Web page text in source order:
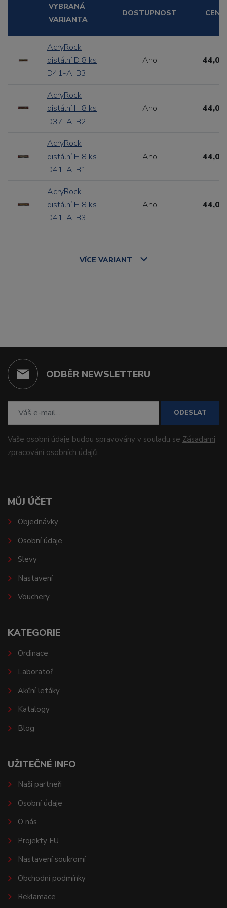
VYBRANÁ
VARIANTA
DOSTUPNOST CENA
AcryRock
distální D 8 ks
D41-A, B3
Ano 44,00
AcryRock
distální H 8 ks
D37-A, B2
Ano 44,00
AcryRock
distální H 8 ks
D41-A, B1
Ano 44,00
AcryRock
distální H 8 ks
D41-A, B3
Ano 44,00
VÍCE VARIANT
ODBĚR NEWSLETTERU
ODESLAT
Vaše osobní údaje budou spravovány v souladu se Zásadami
zpracování osobních údajů.
MŮJ ÚČET
Objednávky
Osobní údaje
Slevy
Nastavení
Vouchery
KATEGORIE
Ordinace
Laboratoř
Akční letáky
Katalogy
Blog
UŽITEČNÉ INFO
Naši partneři
Osobní údaje
O nás
Projekty EU
Nastavení soukromí
Obchodní podmínky
Reklamace